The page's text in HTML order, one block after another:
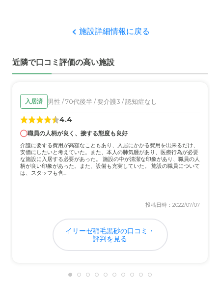
職員・スタッフ・他入居者の雰囲気について
携をとれてる様で情報交換とかもしてるのをよく見てまし
た
外観・内装・居室・設備について
これは他の所も見て回ったけど、差が出る程ではなかった
設備は大体揃っている感じはした
介護医療サービスについて
これについては他は分からないけど、身の回りの事は大体
の事はやってくれていたと本人が言ってたので満足
家の会社から近いので、仕事帰りにも寄れる所が大きかっ
た。近隣環境も静かな印象はある
料金費用について
施設詳細情報に戻る
近隣で口コミ評価の高い施設
入居済 男性 / 70代後半 / 要介護3 / 認知症なし
4.4
職員の人柄が良く、接する態度も良好
介護に要する費用が高額なこともあり、入居にかかる費用を出来るだけ、
安価にしたいと考えていた。また、本人の肺気腫があり、医療行為が必要
な施設に入居する必要があった。 施設の中が清潔な印象があり、職員の人
柄が良い印象があった。また、設備も充実していた。 施設の職員について
は、スタッフも含...
投稿日時：2022/07/07
イリーゼ稲毛黒砂の口コミ・
評判を見る